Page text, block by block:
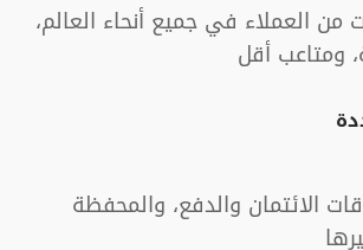
من العملاء في جميع أنحاء العالم،
ومتاعب أقل
الائتمان والدفع، والمحفظة